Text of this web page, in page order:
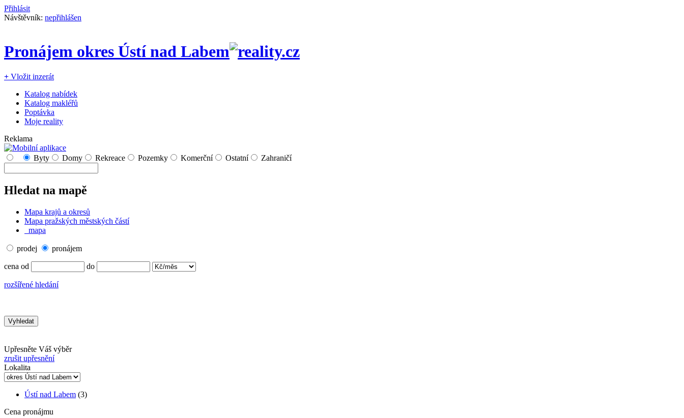
Přihlásit
Návštěvník: nepřihlášen
Pronájem okres Ústí nad Labem
+ Vložit inzerát
Katalog nabídek
Katalog makléřů
Poptávka
Moje reality
Reklama
Byty Domy Rekreace Pozemky Komerční Ostatní Zahraničí
Hledat na mapě
Mapa krajů a okresů
Mapa pražských městských částí
mapa
prodej pronájem
cena od do
rozšířené hledání
Upřesněte Váš výběr
zrušit upřesnění
Lokalita
Ústí nad Labem (3)
Cena pronájmu